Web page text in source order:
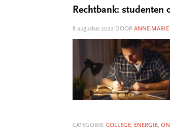
Rechtbank: studenten
8 augustus 2022 DOOR ANNE-
CATEGORIE: COLLEGE, ENERGIE,